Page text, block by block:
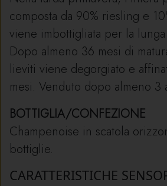
composta da 90% riesling e
viene imbottigliata per la
Dopo almeno 36 mesi di
lieviti viene degorgiato e
mesi. Venduto dopo almeno 3
BOTTIGLIA/CONFEZIONE
Champenoise in scatola
bottiglie.
CARATTERISTICHE